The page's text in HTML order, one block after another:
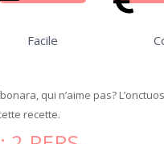
Facile
qui n’aime pas?
recette.